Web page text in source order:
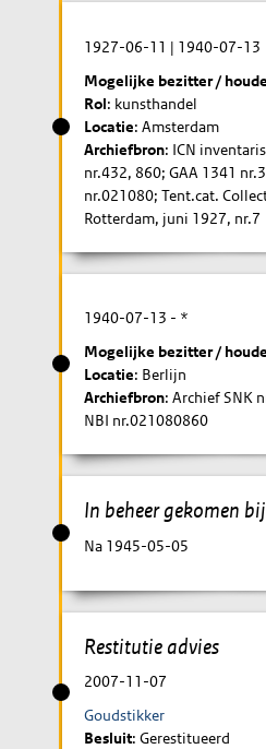
1927-06-11 | 1940-07-13
Mogelijke bezitter /
Rol: kunsthandel
Locatie: Amsterdam
Archiefbron: ICN
nr.432, 860; GAA 1341
nr.021080; Tent.cat.
Rotterdam, juni 1927, nr.7
1940-07-13 - *
Mogelijke bezitter /
Locatie: Berlijn
Archiefbron: Archief SNK
NBI nr.021080860
In beheer gekomen
Na 1945-05-05
Restitutie advies
2007-11-07
Goudstikker
Besluit: Gerestitueerd